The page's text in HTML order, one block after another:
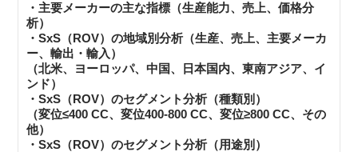
・主要メーカーの主な指標（生産能力、売上、価格分
析）
・SxS（ROV）の地域別分析（生産、売上、主要メーカ
ー、輸出・輸入）
（北米、ヨーロッパ、中国、日本国内、東南アジア、イ
ンド）
・SxS（ROV）のセグメント分析（種類別）
（変位≤400 CC、変位400-800 CC、変位≥800 CC、その
他）
・SxS（ROV）のセグメント分析（用途別）